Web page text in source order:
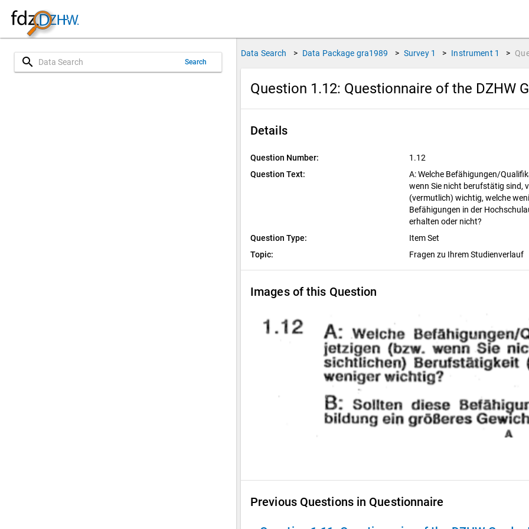
search Search
Data Search > Data Package gra1989 > Survey 1 > Instrument 1 >
Question 1.12: Questionnaire of the DZHW
Details
Question Number:
1.12
Question Text:
A: Welche Befähigungen/
wenn Sie nicht berufstätig sind,
(vermutlich) wichtig, welche
Befähigungen in der
erhalten oder nicht?
Question Type:
Item Set
Topic:
Fragen zu Ihrem Studienverlauf
Images of this Question
Previous Questions in Questionnaire